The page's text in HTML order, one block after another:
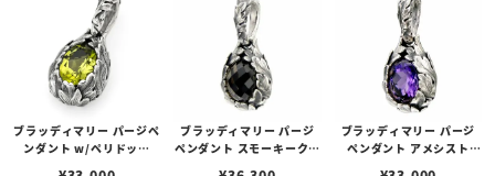
ブラッディマリー パージペ
ンダント w/ペリドット
ブラッディマリー パージ
ペンダント スモーキークォ
ブラッディマリー パージ
ペンダント アメシスト